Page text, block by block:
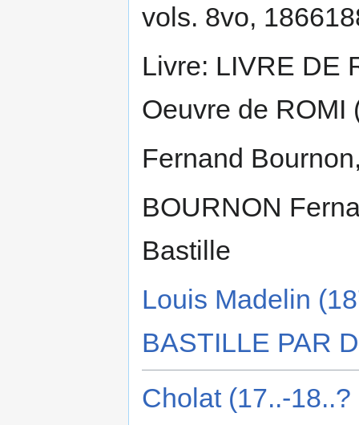
vols. 8vo,
Livre: LIVRE DE
Oeuvre de ROMI
Fernand
BOURNON
Bastille
Louis Madelin
BASTILLE PAR
Cholat (17..-